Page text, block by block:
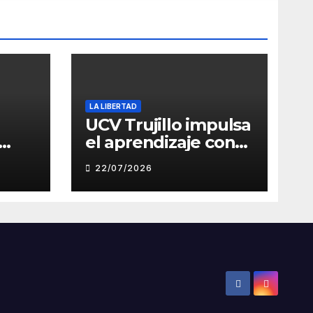
LA LIBERTAD
UCV Trujillo impulsa
el aprendizaje con
inteligencia artificial
a través de Google
Gemini
22/07/2026